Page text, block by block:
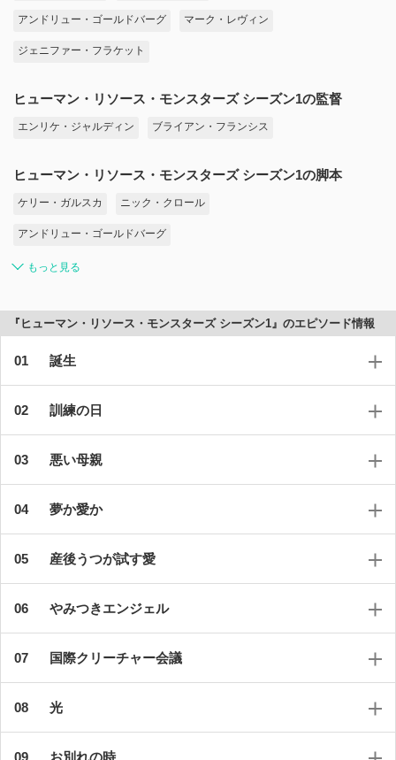
アンドリュー・ゴールドバーグ マーク・レヴィン
ジェニファー・フラケット
ヒューマン・リソース・モンスターズ シーズン1の監督
エンリケ・ジャルディン ブライアン・フランシス
ヒューマン・リソース・モンスターズ シーズン1の脚本
ケリー・ガルスカ ニック・クロール
アンドリュー・ゴールドバーグ
もっと見る
『ヒューマン・リソース・モンスターズ シーズン1』のエピソード情報
誕生
訓練の日
悪い母親
夢か愛か
産後うつが試す愛
やみつきエンジェル
国際クリーチャー会議
光
お別れの時